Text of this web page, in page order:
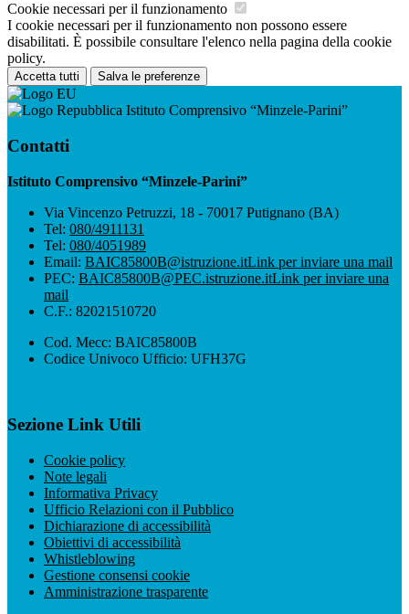
Cookie necessari per il funzionamento
I cookie necessari per il funzionamento non possono essere
disabilitati. È possibile consultare l'elenco nella pagina della cookie
policy.
Accetta tutti Salva le preferenze
Istituto Comprensivo “Minzele-Parini”
Contatti
Istituto Comprensivo “Minzele-Parini”
Via Vincenzo Petruzzi, 18 - 70017 Putignano (BA)
Tel: 080/4911131
Tel: 080/4051989
Email: BAIC85800B@istruzione.itLink per inviare una mail
PEC: BAIC85800B@PEC.istruzione.itLink per inviare una
mail
C.F.: 82021510720
Cod. Mecc: BAIC85800B
Codice Univoco Ufficio: UFH37G
Sezione Link Utili
Cookie policy
Note legali
Informativa Privacy
Ufficio Relazioni con il Pubblico
Dichiarazione di accessibilità
Obiettivi di accessibilità
Whistleblowing
Gestione consensi cookie
Amministrazione trasparente